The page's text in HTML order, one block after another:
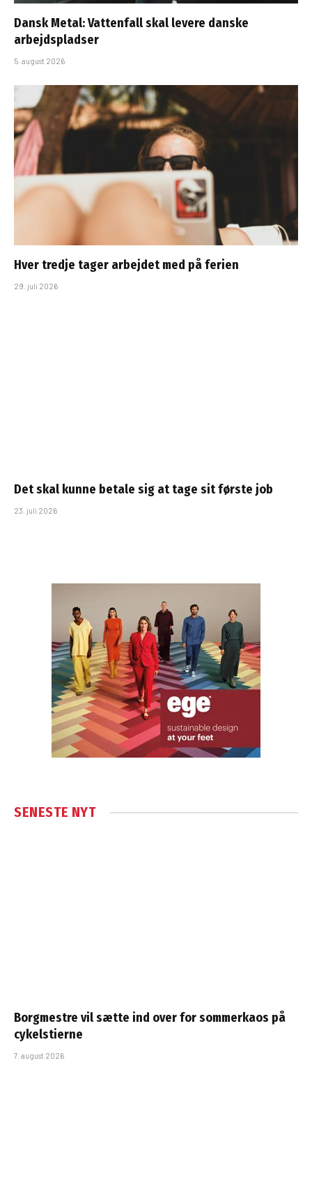
Dansk Metal: Vattenfall skal levere danske
arbejdspladser
5. august 2026
Hver tredje tager arbejdet med på ferien
29. juli 2026
Det skal kunne betale sig at tage sit første job
23. juli 2026
SENESTE NYT
Borgmestre vil sætte ind over for sommerkaos på
cykelstierne
7. august 2026